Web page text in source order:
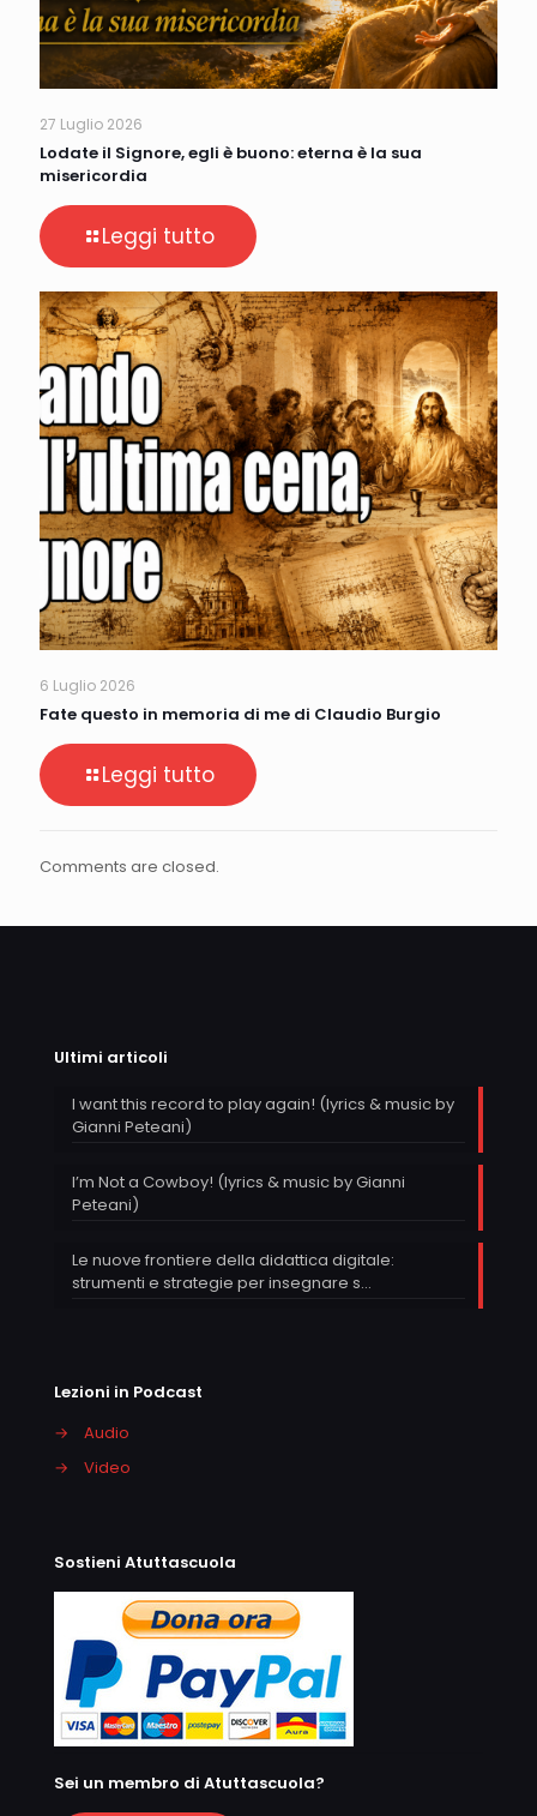
27 Luglio 2026
Lodate il Signore, egli è buono: eterna è la sua
misericordia
Leggi tutto
6 Luglio 2026
Fate questo in memoria di me di Claudio Burgio
Leggi tutto
Comments are closed.
Ultimi articoli
I want this record to play again! (lyrics & music by
Gianni Peteani)
I’m Not a Cowboy! (lyrics & music by Gianni
Peteani)
Le nuove frontiere della didattica digitale:
strumenti e strategie per insegnare s…
Lezioni in Podcast
→
Audio
→
Video
Sostieni Atuttascuola
Sei un membro di Atuttascuola?